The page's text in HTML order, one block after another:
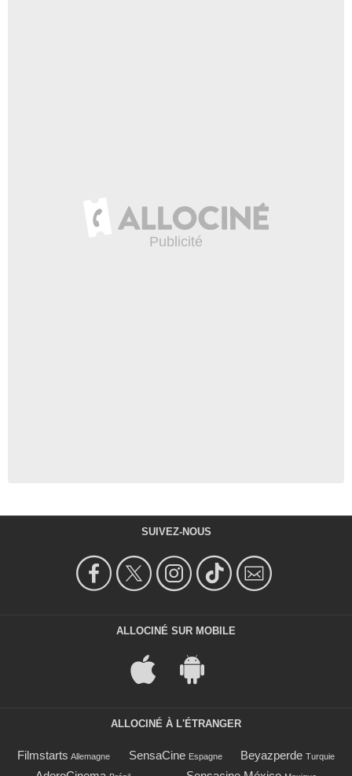
SUIVEZ-NOUS
ALLOCINÉ SUR MOBILE
ALLOCINÉ À L'ÉTRANGER
Filmstarts Allemagne SensaCine Espagne Beyazperde Turquie